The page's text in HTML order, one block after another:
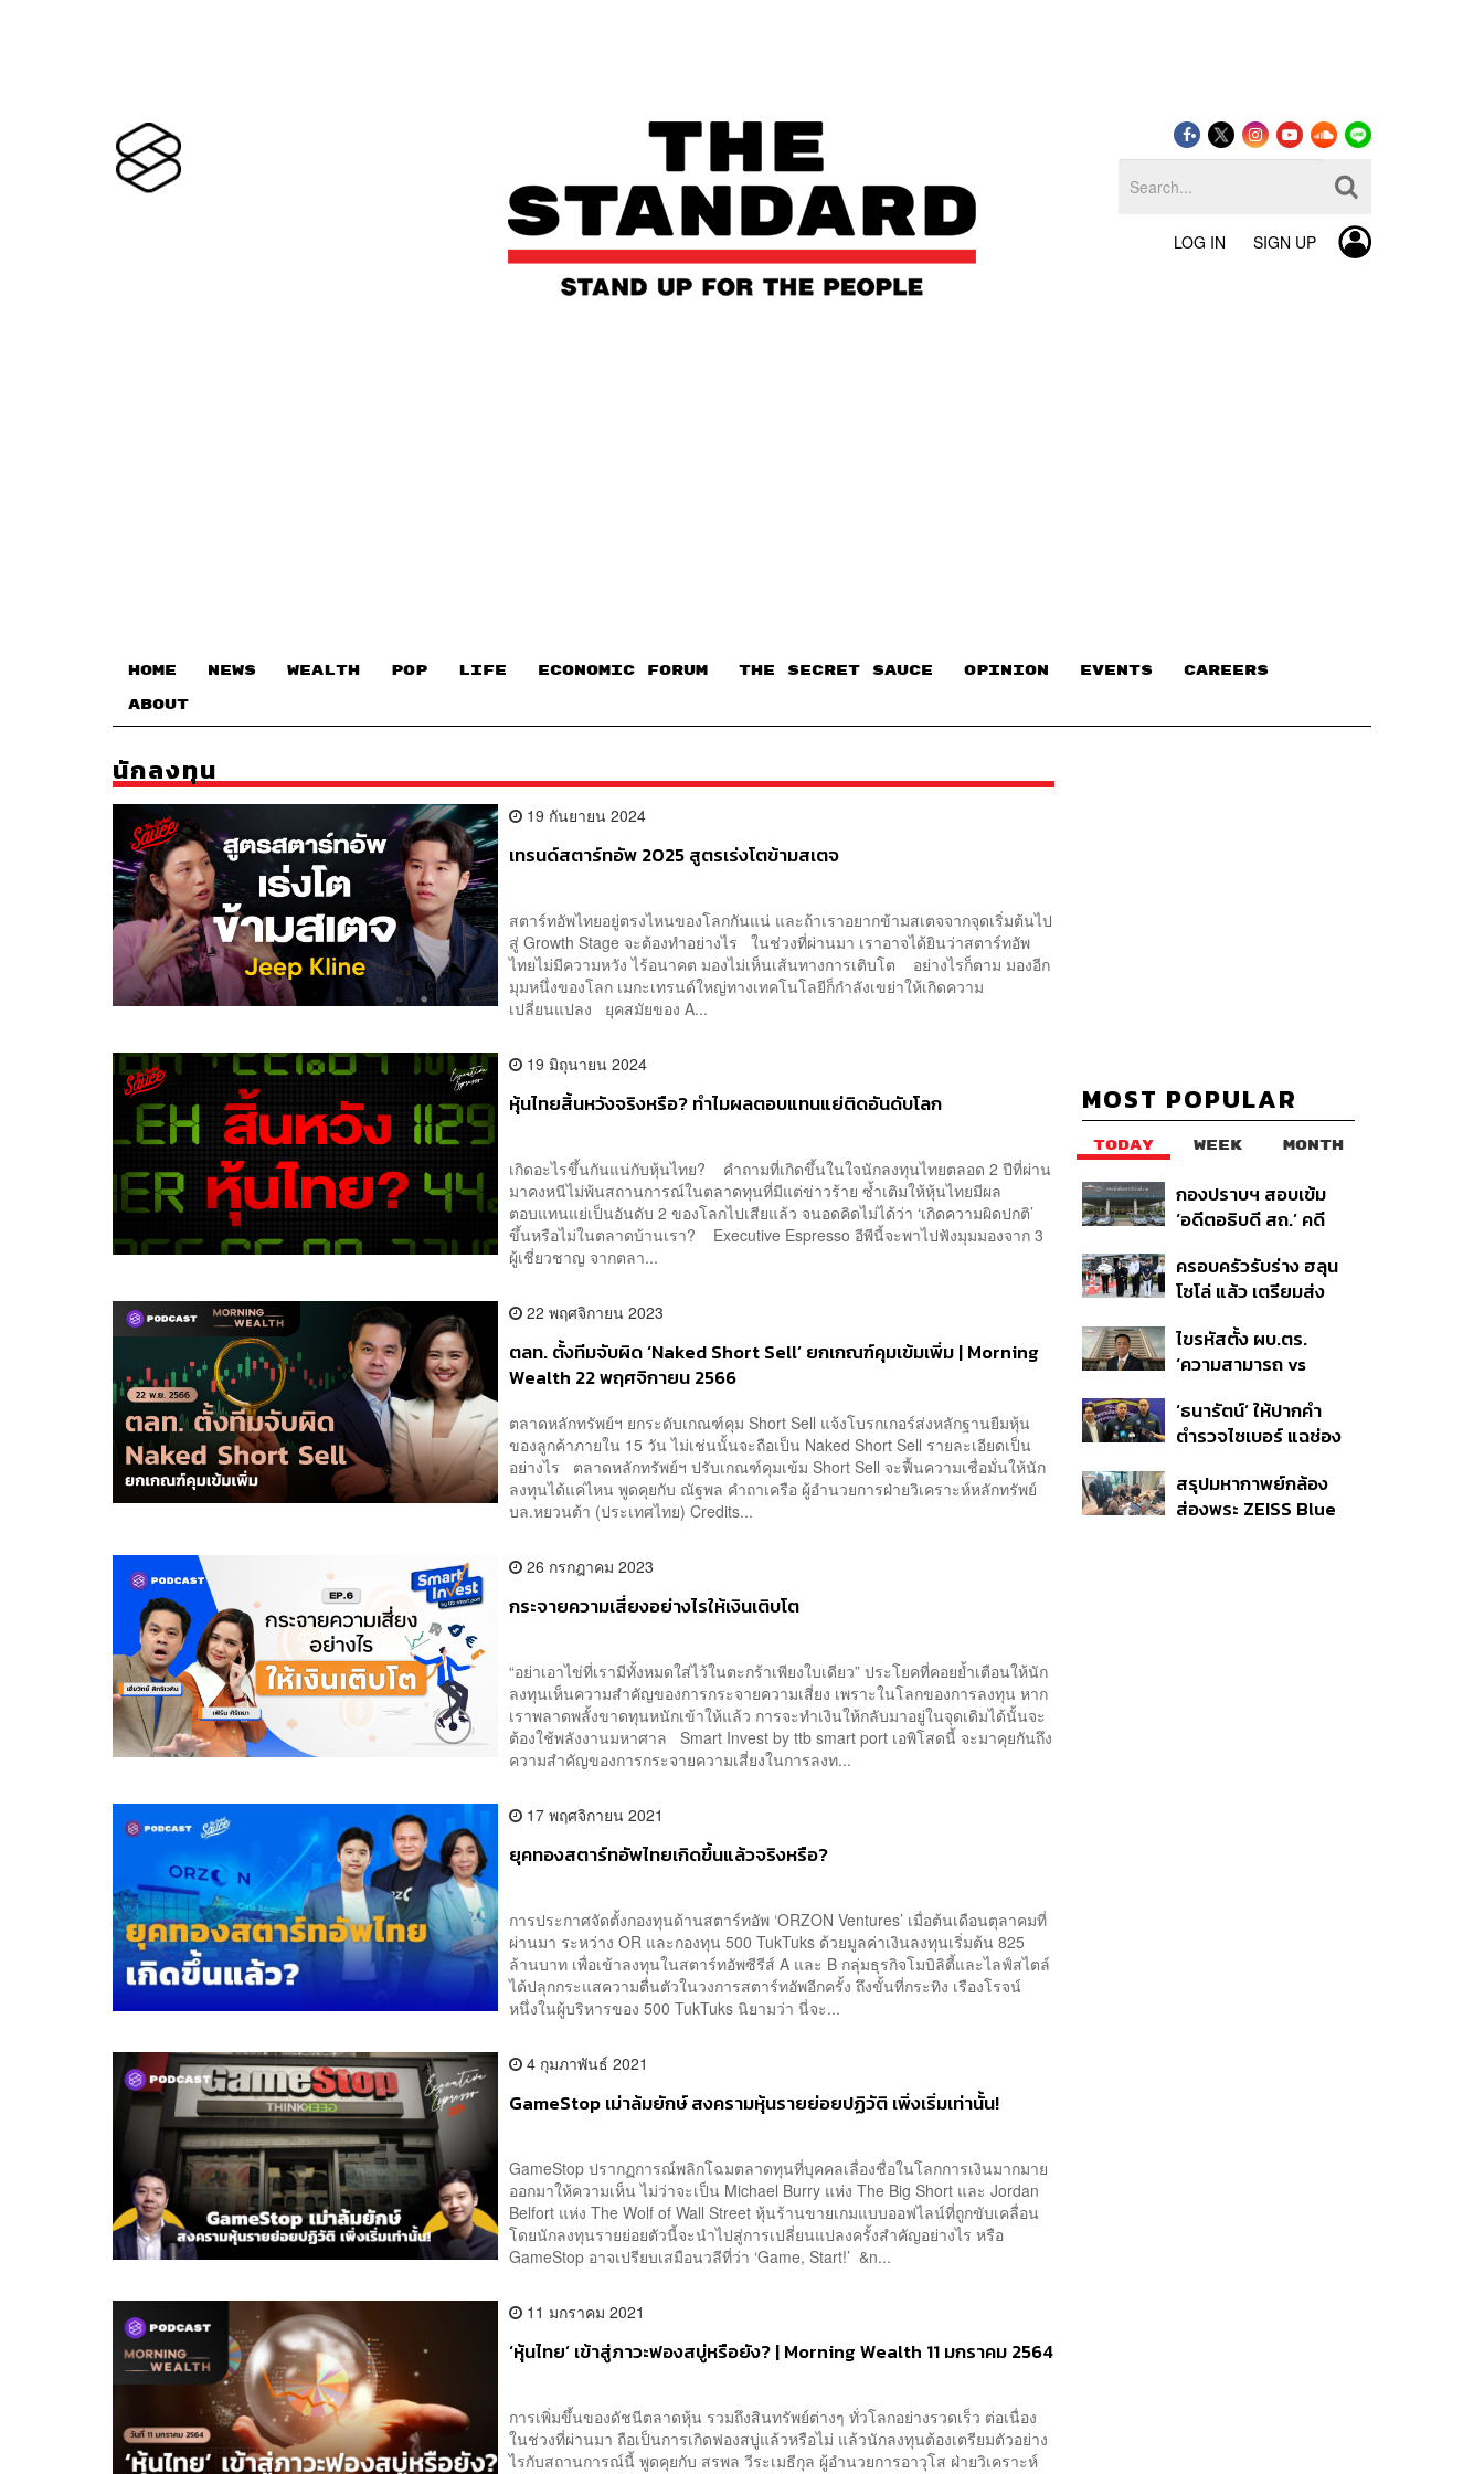
LOG IN SIGN UP
HOME NEWS WEALTH POP LIFE ECONOMIC FORUM THE SECRET SAUCE​ OPINION EVENTS CAREERS
ABOUT
นักลงทุน
19 กันยายน 2024
เทรนด์สตาร์ทอัพ 2025 สูตรเร่งโตข้ามสเตจ
สตาร์ทอัพไทยอยู่ตรงไหนของโลกกันแน่ และถ้าเราอยากข้ามสเตจจากจุดเริ่มต้นไป
สู่ Growth Stage จะต้องทำอย่างไร ในช่วงที่ผ่านมา เราอาจได้ยินว่าสตาร์ทอัพ
ไทยไม่มีความหวัง ไร้อนาคต มองไม่เห็นเส้นทางการเติบโต อย่างไรก็ตาม มองอีก
มุมหนึ่งของโลก เมกะเทรนด์ใหญ่ทางเทคโนโลยีก็กำลังเขย่าให้เกิดความ
เปลี่ยนแปลง ยุคสมัยของ A...
19 มิถุนายน 2024
หุ้นไทยสิ้นหวังจริงหรือ? ทำไมผลตอบแทนแย่ติดอันดับโลก
เกิดอะไรขึ้นกันแน่กับหุ้นไทย? คำถามที่เกิดขึ้นในใจนักลงทุนไทยตลอด 2 ปีที่ผ่าน
มาคงหนีไม่พ้นสถานการณ์ในตลาดทุนที่มีแต่ข่าวร้าย ซ้ำเติมให้หุ้นไทยมีผล
ตอบแทนแย่เป็นอันดับ 2 ของโลกไปเสียแล้ว จนอดคิดไม่ได้ว่า ‘เกิดความผิดปกติ’
ขึ้นหรือไม่ในตลาดบ้านเรา? Executive Espresso อีพีนี้จะพาไปฟังมุมมองจาก 3
ผู้เชี่ยวชาญ จากตลา...
22 พฤศจิกายน 2023
ตลท. ตั้งทีมจับผิด ‘Naked Short Sell’ ยกเกณฑ์คุมเข้มเพิ่ม | Morning
Wealth 22 พฤศจิกายน 2566
ตลาดหลักทรัพย์ฯ ยกระดับเกณฑ์คุม Short Sell แจ้งโบรกเกอร์ส่งหลักฐานยืมหุ้น
ของลูกค้าภายใน 15 วัน ไม่เช่นนั้นจะถือเป็น Naked Short Sell รายละเอียดเป็น
อย่างไร ตลาดหลักทรัพย์ฯ ปรับเกณฑ์คุมเข้ม Short Sell จะฟื้นความเชื่อมั่นให้นัก
ลงทุนได้แค่ไหน พูดคุยกับ ณัฐพล คำถาเครือ ผู้อำนวยการฝ่ายวิเคราะห์หลักทรัพย์
บล.หยวนต้า (ประเทศไทย) Credits...
26 กรกฎาคม 2023
กระจายความเสี่ยงอย่างไรให้เงินเติบโต
“อย่าเอาไข่ที่เรามีทั้งหมดใส่ไว้ในตะกร้าเพียงใบเดียว” ประโยคที่คอยย้ำเตือนให้นัก
ลงทุนเห็นความสำคัญของการกระจายความเสี่ยง เพราะในโลกของการลงทุน หาก
เราพลาดพลั้งขาดทุนหนักเข้าให้แล้ว การจะทำเงินให้กลับมาอยู่ในจุดเดิมได้นั้นจะ
ต้องใช้พลังงานมหาศาล Smart Invest by ttb smart port เอพิโสดนี้ จะมาคุยกันถึง
ความสำคัญของการกระจายความเสี่ยงในการลงท...
17 พฤศจิกายน 2021
ยุคทองสตาร์ทอัพไทยเกิดขึ้นแล้วจริงหรือ?
การประกาศจัดตั้งกองทุนด้านสตาร์ทอัพ ‘ORZON Ventures’ เมื่อต้นเดือนตุลาคมที่
ผ่านมา ระหว่าง OR และกองทุน 500 TukTuks ด้วยมูลค่าเงินลงทุนเริ่มต้น 825
ล้านบาท เพื่อเข้าลงทุนในสตาร์ทอัพซีรีส์ A และ B กลุ่มธุรกิจโมบิลิตี้และไลฟ์สไตล์
ได้ปลุกกระแสความตื่นตัวในวงการสตาร์ทอัพอีกครั้ง ถึงขั้นที่กระทิง เรืองโรจน์
หนึ่งในผู้บริหารของ 500 TukTuks นิยามว่า นี่จะ...
4 กุมภาพันธ์ 2021
GameStop เม่าล้มยักษ์ สงครามหุ้นรายย่อยปฏิวัติ เพิ่งเริ่มเท่านั้น!
GameStop ปรากฏการณ์พลิกโฉมตลาดทุนที่บุคคลเลื่องชื่อในโลกการเงินมากมาย
ออกมาให้ความเห็น ไม่ว่าจะเป็น Michael Burry แห่ง The Big Short และ Jordan
Belfort แห่ง The Wolf of Wall Street หุ้นร้านขายเกมแบบออฟไลน์ที่ถูกขับเคลื่อน
โดยนักลงทุนรายย่อยตัวนี้จะนำไปสู่การเปลี่ยนแปลงครั้งสำคัญอย่างไร หรือ
GameStop อาจเปรียบเสมือนวลีที่ว่า ‘Game, Start!’ &n...
11 มกราคม 2021
‘หุ้นไทย’ เข้าสู่ภาวะฟองสบู่หรือยัง? | Morning Wealth 11 มกราคม 2564
การเพิ่มขึ้นของดัชนีตลาดหุ้น รวมถึงสินทรัพย์ต่างๆ ทั่วโลกอย่างรวดเร็ว ต่อเนื่อง
ในช่วงที่ผ่านมา ถือเป็นการเกิดฟองสบู่แล้วหรือไม่ แล้วนักลงทุนต้องเตรียมตัวอย่าง
ไรกับสถานการณ์นี้ พูดคุยกับ สรพล วีระเมธีกุล ผู้อำนวยการอาวุโส ฝ่ายวิเคราะห์
MOST POPULAR
TODAY WEEK MONTH
กองปราบฯ สอบเข้ม
‘อดีตอธิบดี สถ.’ คดี
6 ข้อหาหนัก จ่อชง
ป.ป.ช. 12 ส.ค. นี้
ครอบครัวรับร่าง ฮลุน
โซโล่ แล้ว เตรียมส่ง
เสียชีวิต
ไขรหัสตั้ง ผบ.ตร.
‘ความสามารถ vs
ปฏิรูปสีกากี กับ
พล.ต.อ. เอก อังสนา
‘ธนารัตน์’ ให้ปากคำ
ตำรวจไซเบอร์ แฉช่อง
ยันไร้นัยทางการเมือง
สรุปมหากาพย์กล้อง
ส่องพระ ZEISS Blue